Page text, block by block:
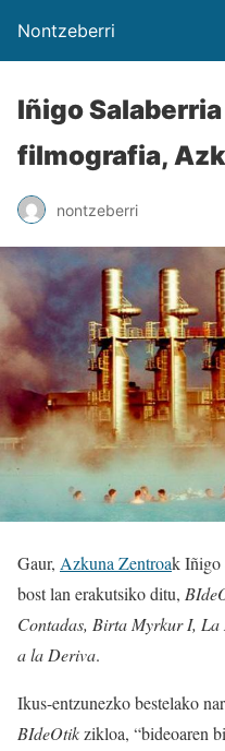
Nontzeberri
Iñigo
filmografia,
nontzeberri
Gaur, Azkuna Zentroak Iñigo
bost lan erakutsiko ditu,
Contadas, Birta Myrkur I,
a la Deriva.
Ikus-entzunezko bestelako
BIdeOtikzikloa, “bideoaren